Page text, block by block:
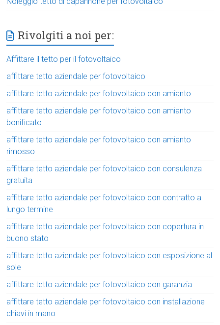
Rivolgiti a noi per:
Affittare il tetto per il fotovoltaico
affittare tetto aziendale per fotovoltaico
affittare tetto aziendale per fotovoltaico con amianto
affittare tetto aziendale per fotovoltaico con amianto
bonificato
affittare tetto aziendale per fotovoltaico con amianto
rimosso
affittare tetto aziendale per fotovoltaico con consulenza
gratuita
affittare tetto aziendale per fotovoltaico con contratto a
lungo termine
affittare tetto aziendale per fotovoltaico con copertura in
buono stato
affittare tetto aziendale per fotovoltaico con esposizione al
sole
affittare tetto aziendale per fotovoltaico con garanzia
affittare tetto aziendale per fotovoltaico con installazione
chiavi in mano